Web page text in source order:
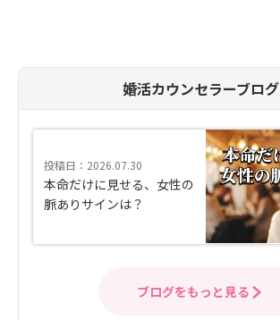
婚活カウンセラーブログ
投稿日：2026.07.30
本命だけに見せる、女性の
脈ありサインは？
ブログをもっと見る